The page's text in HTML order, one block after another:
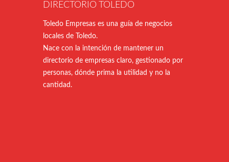
DIRECTORIO TOLEDO
Toledo Empresas es una guía de negocios
locales de Toledo.
Nace con la intención de mantener un
directorio de empresas claro, gestionado por
personas, dónde prima la utilidad y no la
cantidad.